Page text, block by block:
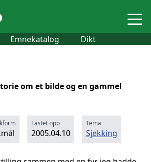
Emnekatalog Dikt
om et bilde og en gammel
Lastet opp
2005.04.10
Tema
Sjekking